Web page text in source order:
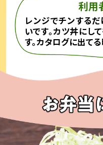
利用
レンジでチンする
いです。カツ丼にし
す。カタログに出て